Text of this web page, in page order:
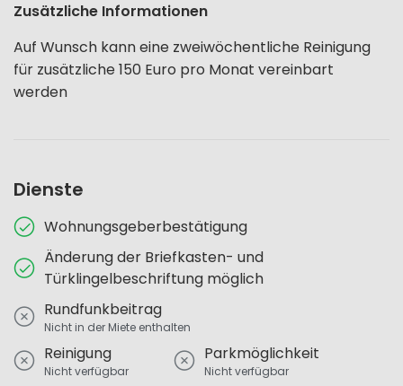
Zusätzliche Informationen
Auf Wunsch kann eine zweiwöchentliche Reinigung
für zusätzliche 150 Euro pro Monat vereinbart
werden
Dienste
Wohnungsgeberbestätigung
Änderung der Briefkasten- und
Türklingelbeschriftung möglich
Rundfunkbeitrag
Nicht in der Miete enthalten
Reinigung
Nicht verfügbar
Parkmöglichkeit
Nicht verfügbar